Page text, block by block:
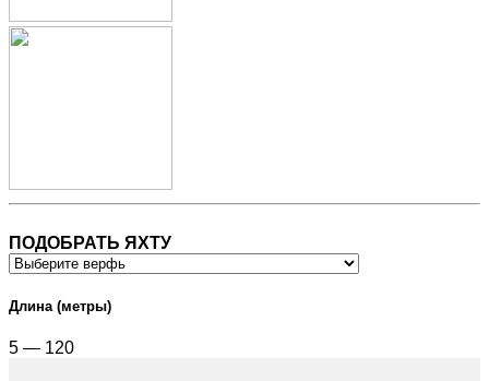
ПОДОБРАТЬ ЯХТУ
Длина (метры)
5 — 120